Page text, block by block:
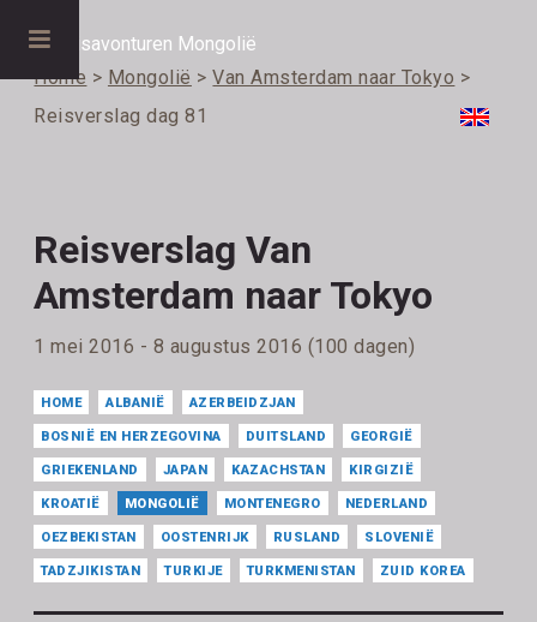
Home > Mongolië >Van Amsterdam naar Tokyo >
Reisverslag dag 81
Reisverslag Van
Amsterdam naar Tokyo
1 mei 2016 - 8 augustus 2016 (100 dagen)
HOME ALBANIË AZERBEIDZJAN
BOSNIË EN HERZEGOVINA DUITSLAND GEORGIË
GRIEKENLAND JAPAN KAZACHSTAN KIRGIZIË
KROATIË MONGOLIË MONTENEGRO NEDERLAND
OEZBEKISTAN OOSTENRIJK RUSLAND SLOVENIË
TADZJIKISTAN TURKIJE TURKMENISTAN ZUID KOREA